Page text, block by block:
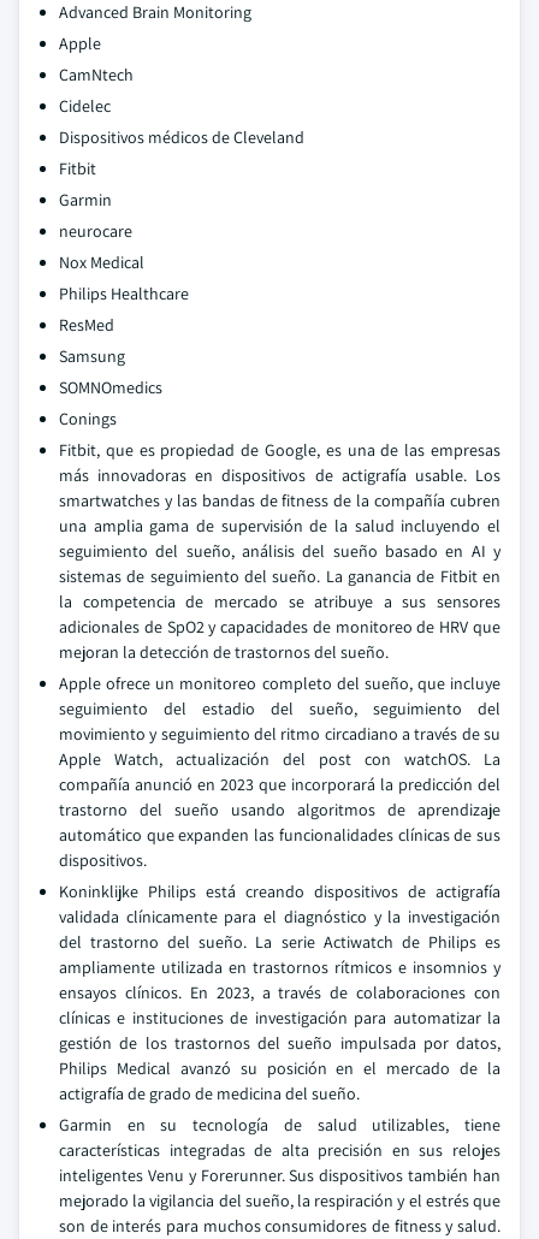
Advanced Brain Monitoring
Apple
CamNtech
Cidelec
Dispositivos médicos de Cleveland
Fitbit
Garmin
neurocare
Nox Medical
Philips Healthcare
ResMed
Samsung
SOMNOmedics
Conings
Fitbit, que es propiedad de Google, es una de las empresas
más innovadoras en dispositivos de actigrafía usable. Los
smartwatches y las bandas de fitness de la compañía cubren
una amplia gama de supervisión de la salud incluyendo el
seguimiento del sueño, análisis del sueño basado en AI y
sistemas de seguimiento del sueño. La ganancia de Fitbit en
la competencia de mercado se atribuye a sus sensores
adicionales de SpO2 y capacidades de monitoreo de HRV que
mejoran la detección de trastornos del sueño.
Apple ofrece un monitoreo completo del sueño, que incluye
seguimiento del estadio del sueño, seguimiento del
movimiento y seguimiento del ritmo circadiano a través de su
Apple Watch, actualización del post con watchOS. La
compañía anunció en 2023 que incorporará la predicción del
trastorno del sueño usando algoritmos de aprendizaje
automático que expanden las funcionalidades clínicas de sus
dispositivos.
Koninklijke Philips está creando dispositivos de actigrafía
validada clínicamente para el diagnóstico y la investigación
del trastorno del sueño. La serie Actiwatch de Philips es
ampliamente utilizada en trastornos rítmicos e insomnios y
ensayos clínicos. En 2023, a través de colaboraciones con
clínicas e instituciones de investigación para automatizar la
gestión de los trastornos del sueño impulsada por datos,
Philips Medical avanzó su posición en el mercado de la
actigrafía de grado de medicina del sueño.
Garmin en su tecnología de salud utilizables, tiene
características integradas de alta precisión en sus relojes
inteligentes Venu y Forerunner. Sus dispositivos también han
mejorado la vigilancia del sueño, la respiración y el estrés que
son de interés para muchos consumidores de fitness y salud.